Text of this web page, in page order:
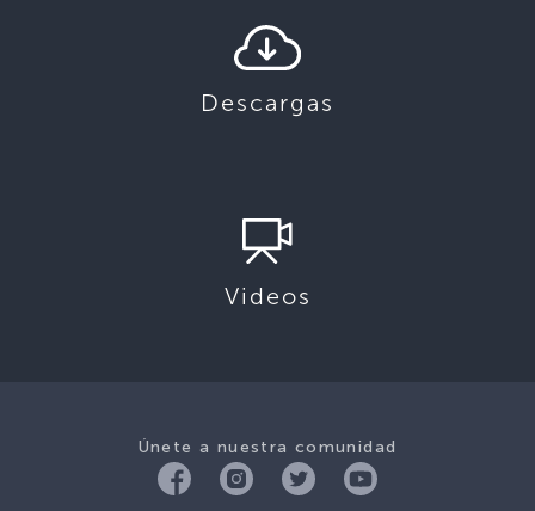
Descargas
Videos
Únete a nuestra comunidad